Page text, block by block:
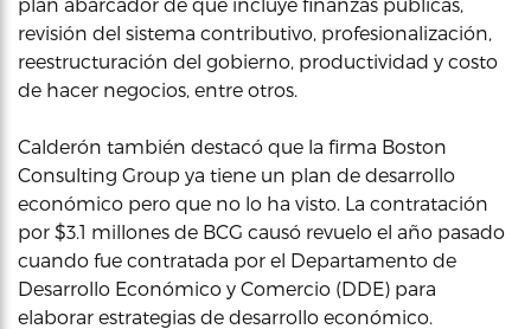
revisión del sistema contributivo, profesionalización,
reestructuración del gobierno, productividad y costo
de hacer negocios, entre otros.
Calderón también destacó que la firma Boston
Consulting Group ya tiene un plan de desarrollo
económico pero que no lo ha visto. La contratación
por $3.1 millones de BCG causó revuelo el año pasado
cuando fue contratada por el Departamento de
Desarrollo Económico y Comercio (DDE) para
elaborar estrategias de desarrollo económico.